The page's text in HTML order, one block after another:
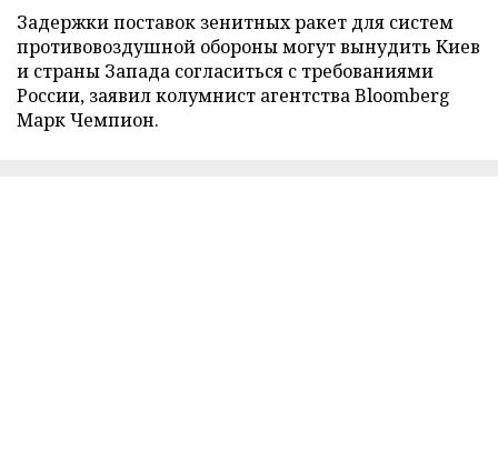
Задержки поставок зенитных ракет для систем
противовоздушной обороны могут вынудить Киев
и страны Запада согласиться с требованиями
России, заявил колумнист агентства Bloomberg
Марк Чемпион.